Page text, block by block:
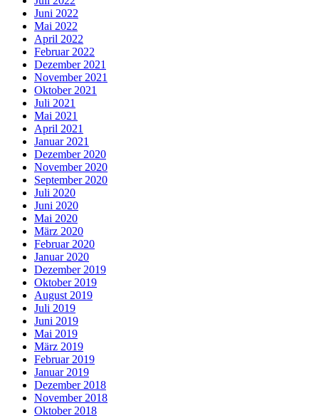
Juni 2022
Mai 2022
April 2022
Februar 2022
Dezember 2021
November 2021
Oktober 2021
Juli 2021
Mai 2021
April 2021
Januar 2021
Dezember 2020
November 2020
September 2020
Juli 2020
Juni 2020
Mai 2020
März 2020
Februar 2020
Januar 2020
Dezember 2019
Oktober 2019
August 2019
Juli 2019
Juni 2019
Mai 2019
März 2019
Februar 2019
Januar 2019
Dezember 2018
November 2018
Oktober 2018